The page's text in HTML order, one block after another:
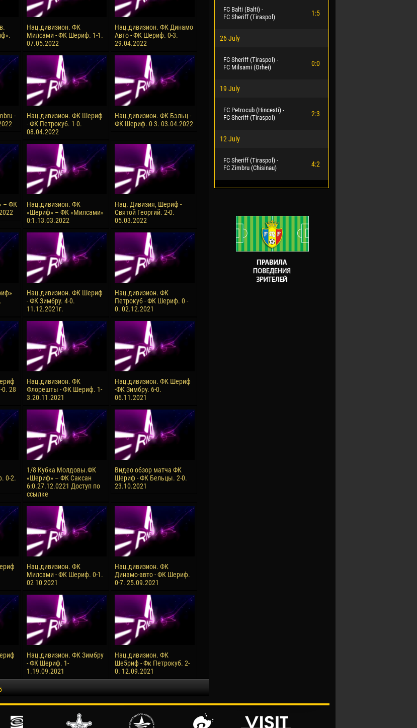
Nicolaе CEBOTARI
15 June
Konan Jaures-Ulrich LOUKOU
Victor CIUMAȘU
28 June
Soumaila MAGASSOUBA
10 July
Bourama FOMBA
15 July
Mihail COROTCOV
27 July
Vladimir FRATEA
Нац.дивизион. ФК
Милсами - ФК Шериф. 1-1.
07.05.2022
Нац.дивизион. ФК Динамо
Авто - ФК Шериф. 0-3.
29.04.2022
-
Нац.дивизион. ФК Шериф
- ФК Петрокуб. 1-0.
08.04.2022
Нац.дивизион. ФК Бэльц -
ФК Шериф. 0-3. 03.04.2022
– ФК
Нац.дивизион. ФК
«Шериф» – ФК «Милсами»
0:1.13.03.2022
Нац. Дивизия, Шериф -
Святой Георгий. 2-0.
05.03.2022
Нац.дивизион. ФК Шериф
- ФК Зимбру. 4-0.
11.12.2021г.
Нац.дивизион. ФК
Петрокуб - ФК Шериф. 0 -
0. 02.12.2021
0. 28
Нац.дивизион. ФК
Флорешты - ФК Шериф. 1-
3.20.11.2021
Нац.дивизион. ФК Шериф
-ФК Зимбру. 6-0.
06.11.2021
0-2.
1/8 Кубка Молдовы.ФК
«Шериф» – ФК Саксан
6:0.27.12.0221 Доступ по
ссылке
Видео обзор матча ФК
Шериф - ФК Бельцы. 2-0.
23.10.2021
Нац.дивизион. ФК
Милсами - ФК Шериф. 0-1.
02 10 2021
Нац.дивизион. ФК
Динамо-авто - ФК Шериф.
0-7. 25.09.2021
Нац.дивизион. ФК Зимбру
- ФК Шериф. 1-
1.19.09.2021
Нац.дивизион. ФК
Ше5риф - Фк Петрокуб. 2-
0. 12.09.2021
FC Balti (Balti) -
FC Sheriff (Tiraspol)
1:5
26 July
FC Sheriff (Tiraspol) -
FC Milsami (Orhei)
0:0
19 July
FC Petrocub (Hincesti) -
FC Sheriff (Tiraspol)
2:3
12 July
FC Sheriff (Tiraspol) -
FC Zimbru (Chisinau)
4:2